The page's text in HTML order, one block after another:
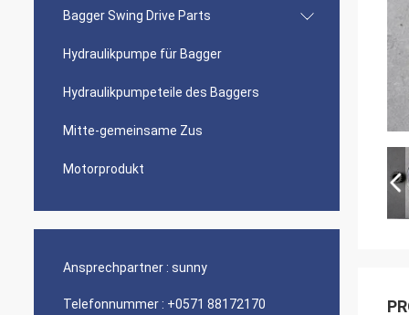
Bagger Swing Drive Parts
Hydraulikpumpe für Bagger
Hydraulikpumpeteile des Baggers
Mitte-gemeinsame Zus
Motorprodukt
Ansprechpartner : sunny
Telefonnummer : +0571 88172170